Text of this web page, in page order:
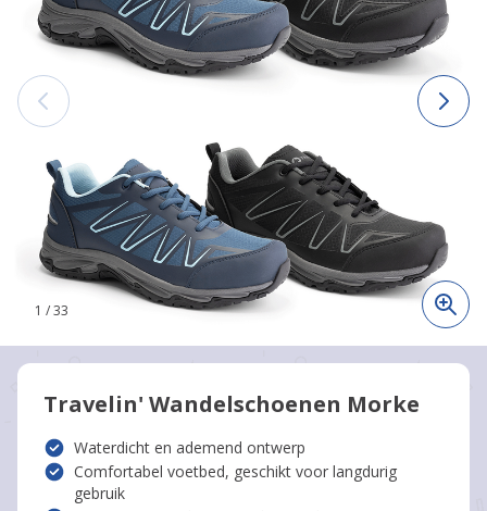
1 /33
Travelin' Wandelschoenen Morke
Waterdicht en ademend ontwerp
Comfortabel voetbed, geschikt voor langdurig
gebruik